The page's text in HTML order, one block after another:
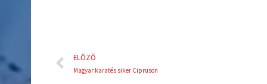
Előző
ELŐZŐ
Magyar karatés siker Cipruson